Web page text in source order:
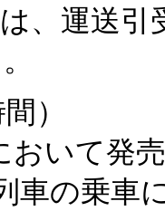
、運送引
）
いて発
車の乗車